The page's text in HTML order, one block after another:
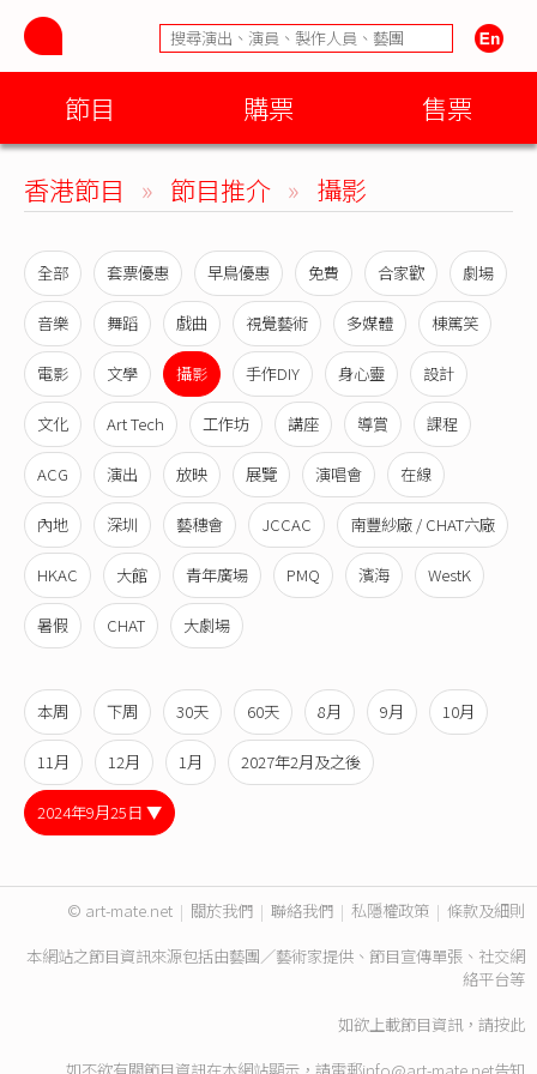
節目 購票 售票
香港節目 » 節目推介 » 攝影
全部 套票優惠 早鳥優惠 免費 合家歡 劇場
音樂 舞蹈 戲曲 視覺藝術 多媒體 棟篤笑
電影 文學 攝影 手作DIY 身心靈 設計
文化 Art Tech 工作坊 講座 導賞 課程
ACG 演出 放映 展覽 演唱會 在線
內地 深圳 藝穗會 JCCAC 南豐紗廠 / CHAT六廠
HKAC 大館 青年廣場 PMQ 濱海 WestK
暑假 CHAT 大劇場
本周 下周 30天 60天 8月 9月 10月
11月 12月 1月 2027年2月及之後
2024年9月25日 ▼
© art-mate.net | 關於我們 | 聯絡我們 | 私隱權政策 | 條款及細則
本網站之節目資訊來源包括由藝團／藝術家提供、節目宣傳單張、社交網
絡平台等
如欲上載節目資訊，請按此